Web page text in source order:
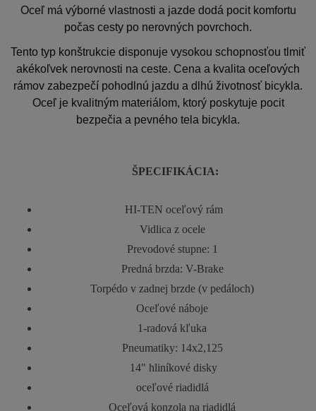
Oceľ má výborné vlastnosti a jazde dodá pocit komfortu
počas cesty po nerovných povrchoch.
Tento typ konštrukcie disponuje vysokou schopnosťou tlmiť
akékoľvek nerovnosti na ceste. Cena a kvalita oceľových
rámov zabezpečí pohodlnú jazdu a dlhú životnosť bicykla.
Oceľ je kvalitným materiálom, ktorý poskytuje pocit
bezpečia a pevného tela bicykla.
ŠPECIFIKÁCIA:
HI-TEN oceľový rám
Vidlica z ocele
Prevodové stupne: 1
Predná brzda: V-Brake
Torpédo v zadnej brzde (v pedáloch)
Oceľové náboje
1-radová kľuka
Pneumatiky: 14x2,125
14" hliníkové disky
oceľové riadidlá
Oceľová konzola na riadidlá